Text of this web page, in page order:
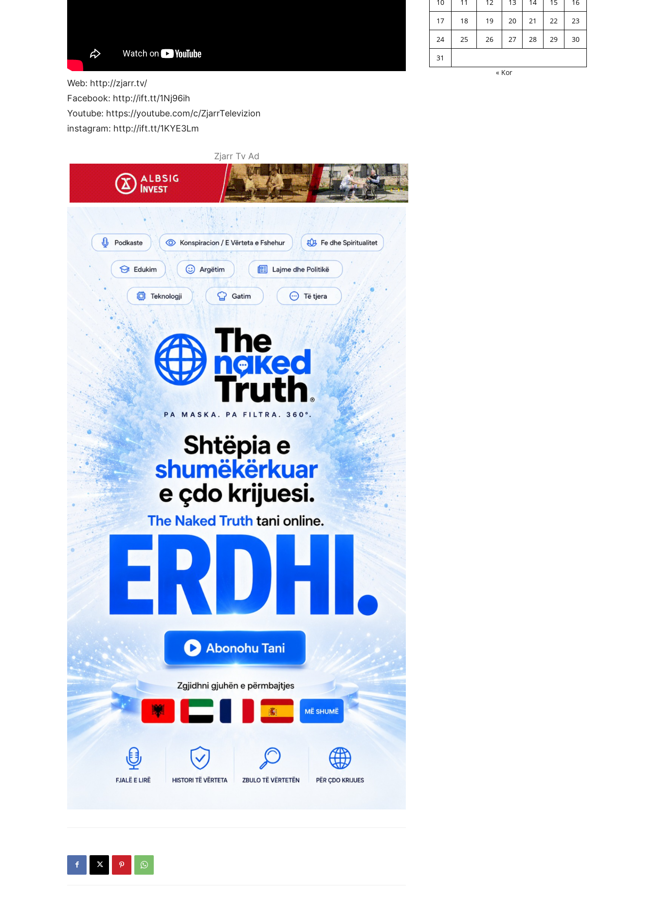
Web: http://zjarr.tv/
Facebook: http://ift.tt/1Nj96ih
Youtube: https://youtube.com/c/ZjarrTelevizion
instagram: http://ift.tt/1KYE3Lm
Zjarr Tv Ad
10 11 12 13 14 15
16
17
18 19 20 21 22
23
24
25 26 27 28 29
30
31
« Kor